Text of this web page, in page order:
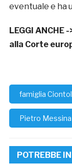
eventuale e ha
LEGGI ANCHE -
alla Corte
famiglia
Pietro Messina
POTREBBE